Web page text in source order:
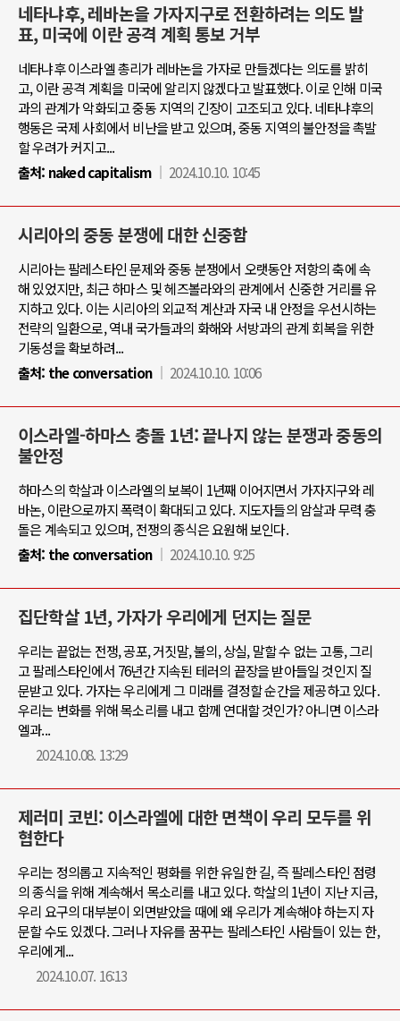
네타냐후, 레바논을 가자지구로 전환하려는 의도 발
표, 미국에 이란 공격 계획 통보 거부
네타냐후 이스라엘 총리가 레바논을 가자로 만들겠다는 의도를 밝히
고, 이란 공격 계획을 미국에 알리지 않겠다고 발표했다. 이로 인해 미국
과의 관계가 악화되고 중동 지역의 긴장이 고조되고 있다. 네타냐후의
행동은 국제 사회에서 비난을 받고 있으며, 중동 지역의 불안정을 촉발
할 우려가 커지고...
출처: naked capitalism 2024.10.10. 10:45
시리아의 중동 분쟁에 대한 신중함
시리아는 팔레스타인 문제와 중동 분쟁에서 오랫동안 저항의 축에 속
해 있었지만, 최근 하마스 및 헤즈볼라와의 관계에서 신중한 거리를 유
지하고 있다. 이는 시리아의 외교적 계산과 자국 내 안정을 우선시하는
전략의 일환으로, 역내 국가들과의 화해와 서방과의 관계 회복을 위한
기동성을 확보하려...
출처: the conversation 2024.10.10. 10:06
이스라엘-하마스 충돌 1년: 끝나지 않는 분쟁과 중동의
불안정
하마스의 학살과 이스라엘의 보복이 1년째 이어지면서 가자지구와 레
바논, 이란으로까지 폭력이 확대되고 있다. 지도자들의 암살과 무력 충
돌은 계속되고 있으며, 전쟁의 종식은 요원해 보인다.
출처: the conversation 2024.10.10. 9:25
집단학살 1년, 가자가 우리에게 던지는 질문
우리는 끝없는 전쟁, 공포, 거짓말, 불의, 상실, 말할 수 없는 고통, 그리
고 팔레스타인에서 76년간 지속된 테러의 끝장을 받아들일 것인지 질
문받고 있다. 가자는 우리에게 그 미래를 결정할 순간을 제공하고 있다.
우리는 변화를 위해 목소리를 내고 함께 연대할 것인가? 아니면 이스라
엘과...
2024.10.08. 13:29
제러미 코빈: 이스라엘에 대한 면책이 우리 모두를 위
협한다
우리는 정의롭고 지속적인 평화를 위한 유일한 길, 즉 팔레스타인 점령
의 종식을 위해 계속해서 목소리를 내고 있다. 학살의 1년이 지난 지금,
우리 요구의 대부분이 외면받았을 때에 왜 우리가 계속해야 하는지 자
문할 수도 있겠다. 그러나 자유를 꿈꾸는 팔레스타인 사람들이 있는 한,
우리에게...
2024.10.07. 16:13